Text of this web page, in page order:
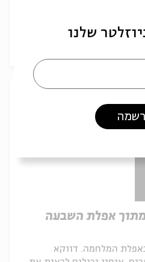
מתוך אפלת השבעה
המלחמה. דווקא
שלנו